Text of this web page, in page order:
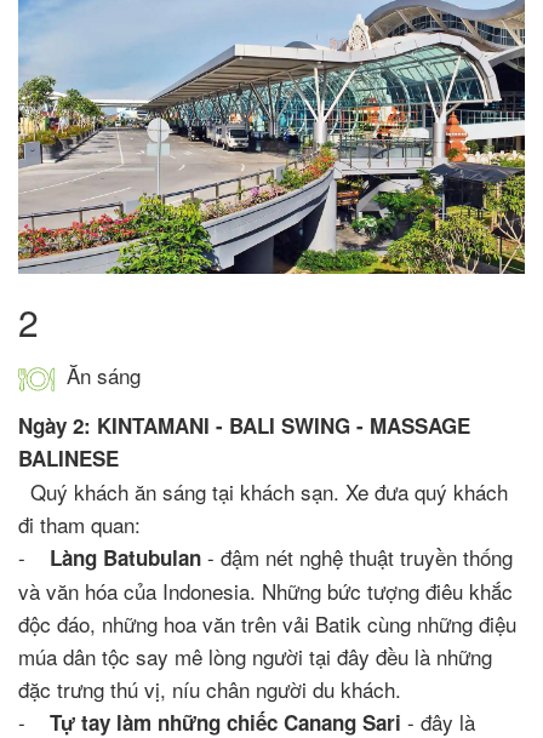
2
Ăn sáng
Ngày 2: KINTAMANI - BALI SWING - MASSAGE
BALINESE
Quý khách ăn sáng tại khách sạn. Xe đưa quý khách
đi tham quan:
- Làng Batubulan - đậm nét nghệ thuật truyền thống
và văn hóa của Indonesia. Những bức tượng điêu khắc
độc đáo, những hoa văn trên vải Batik cùng những điệu
múa dân tộc say mê lòng người tại đây đều là những
đặc trưng thú vị, níu chân người du khách.
- Tự tay làm những chiếc Canang Sari - đây là